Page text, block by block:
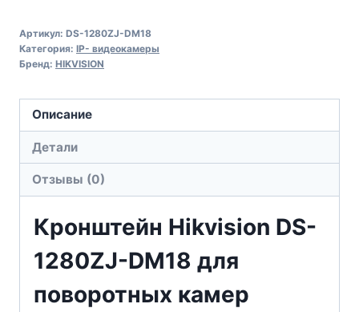
Артикул: DS-1280ZJ-DM18
Категория: IP- видеокамеры
Бренд: HIKVISION
Описание
Детали
Отзывы (0)
Кронштейн Hikvision DS-
1280ZJ-DM18 для
поворотных камер